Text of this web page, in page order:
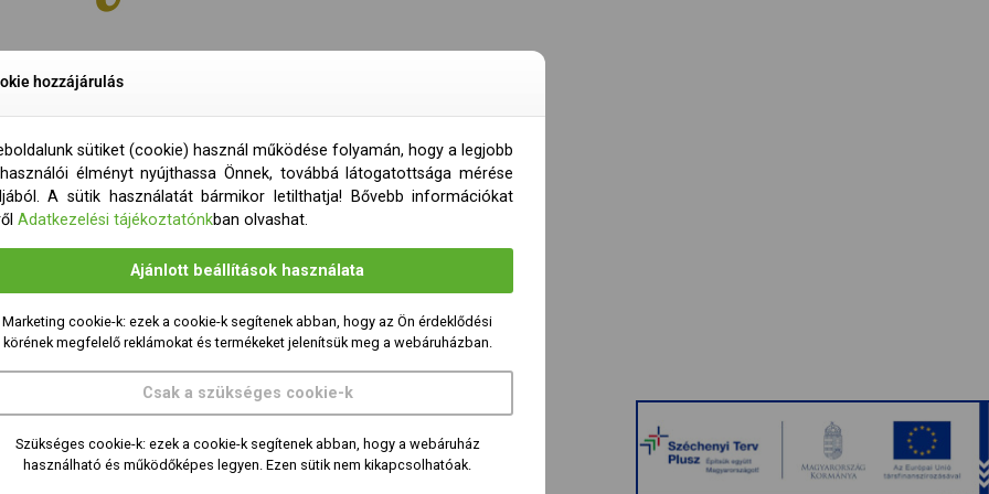
hozzájárulás
sütiket (cookie) használ működése folyamán, hogy a legjobb
élményt nyújthassa Önnek, továbbá látogatottsága mérése
A sütik használatát bármikor letilthatja! Bővebb információkat
Adatkezelési tájékoztatónkban olvashat.
Ajánlott beállítások használata
Marketing cookie-k: ezek a cookie-k segítenek abban, hogy az Ön érdeklődési
körének megfelelő reklámokat és termékeket jelenítsük meg a webáruházban.
Csak a szükséges cookie-k
Szükséges cookie-k: ezek a cookie-k segítenek abban, hogy a webáruház
használható és működőképes legyen. Ezen sütik nem kikapcsolhatóak.